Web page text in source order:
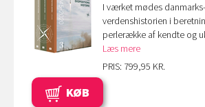
I værket mødes
verdenshistorien i
perlerække af kendte og
Læs mere
PRIS: 799,95 KR.
KØB